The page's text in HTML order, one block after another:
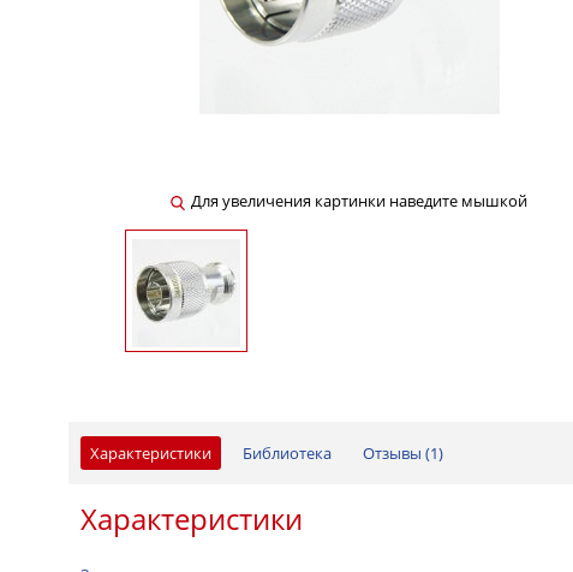
Для увеличения картинки наведите мышкой
Характеристики Библиотека Отзывы (1)
Характеристики